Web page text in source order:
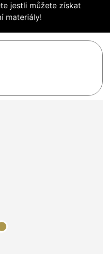
jestli můžete získat
materiály!